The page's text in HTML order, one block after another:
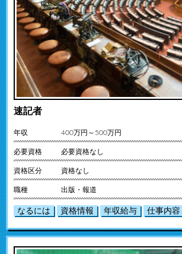
速記者
年収 400万円～500万円
必要資格 必要資格なし
資格区分 資格なし
職種 出版・報道
なるには 資格情報 年収給与 仕事内容